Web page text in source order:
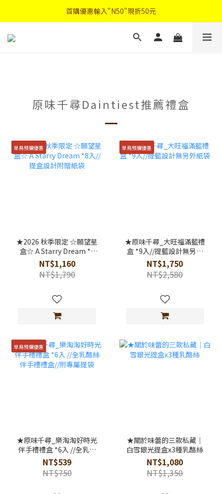
首購優惠輸入"N50"現折50元
首購優惠輸入"N50"現折50元
註冊會員登入"免費領取會員禮"
原味千尋Daintiest推薦禮盒
早鳥預購優惠
★2026 秋季限定 ☆願望星
盒☆ A Starry Dream *8
入//提盒設計附贈紙袋
NT$1,160
NT$1,790
早鳥預購優惠
★原味千尋_大旺福滿籃禮
盒 *9入//提籃設計無另外
紙袋
NT$1,750
NT$2,580
早鳥預購優惠
★原味千尋_樂淘淘好時光
伴手禮禮盒 *6入 //全乳酪
絲伴手禮禮盒//附專屬提袋
NT$539
NT$750
★關於味蕾的三款私藏｜
白雪銀光提盒x3種乳酪絲
NT$1,080
NT$1,350